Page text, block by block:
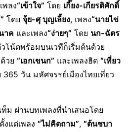
พลง“เข้าใจ” โดย เกี๊ยง-เกียรติศักดิ์
โดย จุ้ย-ศุ บุญเลี้ยง, เพลง“นายไข่
าค และเพลง“ง่ายๆ” โดย นก-ฉัตร
โน้ตพร้อมบนเวทีก็เริ่มต้นด้วย
วย “เอกเขนก” และเพลงฮิต “เที่ยว
วัน มหัศจรรย์เมืองไทยเที่ยว
ผ่านบทเพลงที่นำเสนอโดย
แต่เพลง “ไม่คิดถาม”, “ต้นชบา